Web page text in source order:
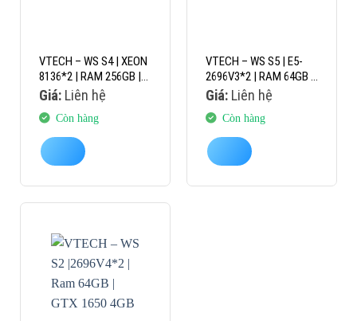
VTECH – WS S4 | XEON
8136*2 | RAM 256GB |
GTX 1650 4GB
Giá:Liên hệ
Còn hàng
VTECH – WS S5 | E5-
2696V3*2 | RAM 64GB |
GTX 1050TI 4GB
Giá:Liên hệ
Còn hàng